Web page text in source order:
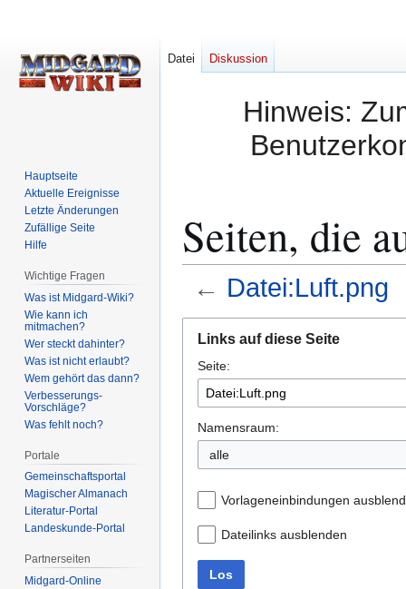
Hinweis:
Seiten, die
← Datei:Luft.png
Navigation
springen
Suche
springen
Links auf diese Seite
Seite:
Namensraum:
alle
Vorlageneinbindungen
Dateilinks ausblenden
Los
Datei Diskussion
Hauptseite
Aktuelle Ereignisse
Letzte Änderungen
Zufällige Seite
Hilfe
Wichtige Fragen
Was ist Midgard-Wiki?
Wie kann ich
mitmachen?
Wer steckt dahinter?
Was ist nicht erlaubt?
Wem gehört das dann?
Verbesserungs-
Vorschläge?
Was fehlt noch?
Portale
Gemeinschafts­portal
Magischer Almanach
Literatur-Portal
Landeskunde-Portal
Partnerseiten
Midgard-Online